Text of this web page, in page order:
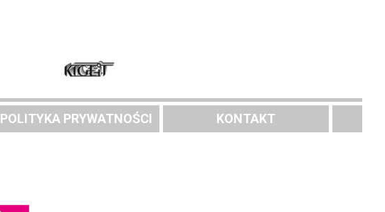
POLITYKA PRYWATNOŚCI KONTAKT